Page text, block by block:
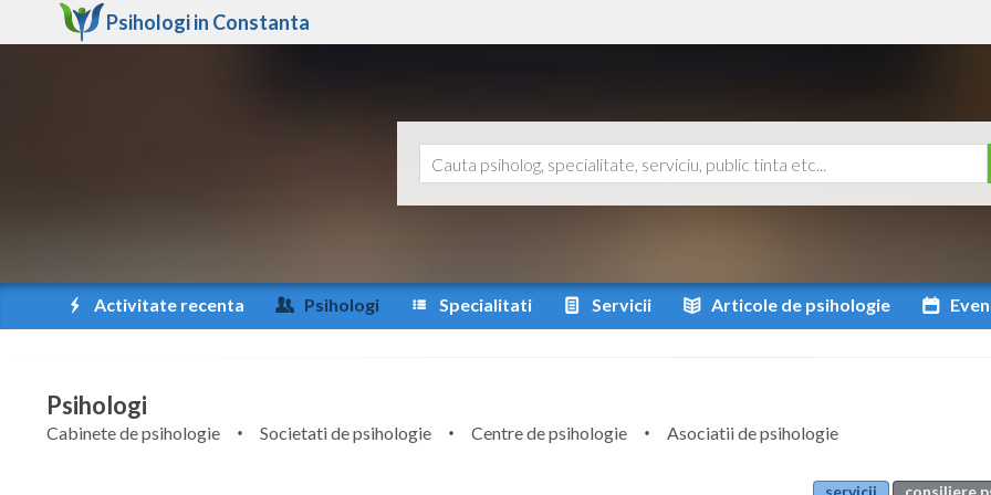
Psihologi in Constanta
Activitate recenta Psihologi Specialitati Servicii Articole de psihologie
Psihologi
Cabinete de psihologie Societati de psihologie Centre de psihologie
Asociatii de psihologie
servicii consiliere